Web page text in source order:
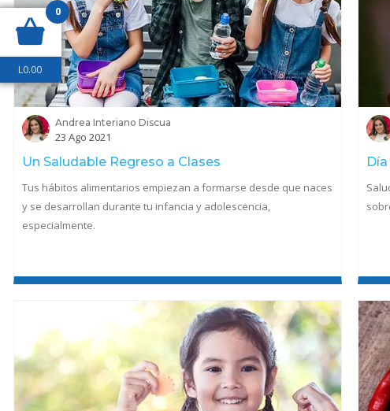
Andrea Interiano Discua
23 Ago 2021
Un Saludable Regreso a Clases
Tus hábitos alimentarios empiezan a formarse desde que naces
y se desarrollan durante tu infancia y adolescencia,
especialmente.
0
L0.00